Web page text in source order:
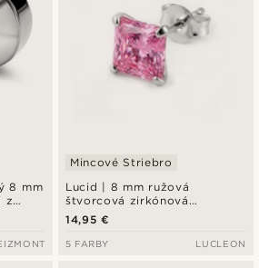
8 mm
z
Lucid | 8 mm ružová
štvorcová zirkónová
puzetová náušnica z
mincového striebra 925
Mincové Striebro
14,95 €
5 FARBY LUCLEON